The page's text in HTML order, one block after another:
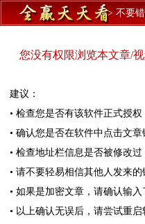
> 不要
您没有权限浏览本文章/
建议：
• 检查您是否有该软件正式授权
• 确认您是否在软件中点击文章
• 检查地址栏信息是否被修改过
• 请不要轻易相信其他人发来的
• 如果是加密文章，请确认输入
• 以上确认无误后，请尝试重启